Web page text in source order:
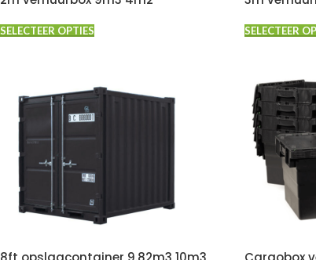
SELECTEER OPTIES SELECTEER